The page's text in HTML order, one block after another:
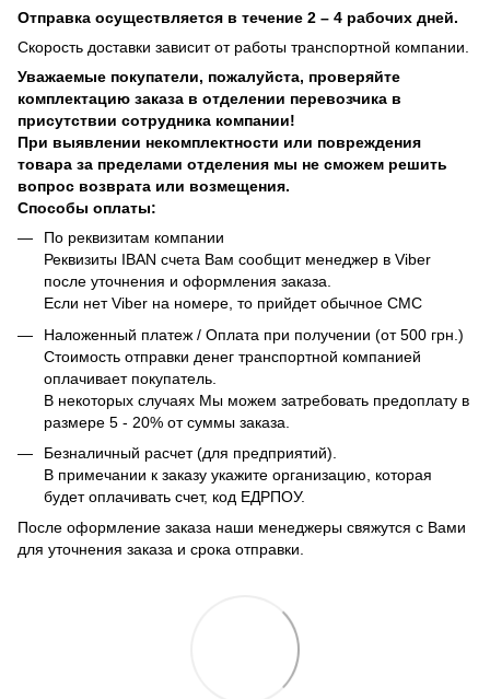
Отправка осуществляется в течение 2 – 4 рабочих дней.
Скорость доставки зависит от работы транспортной компании.
Уважаемые покупатели, пожалуйста, проверяйте
комплектацию заказа в отделении перевозчика в
присутствии сотрудника компании!
При выявлении некомплектности или повреждения
товара за пределами отделения мы не сможем решить
вопрос возврата или возмещения.
Способы оплаты:
По реквизитам компании
Реквизиты IBAN счета Вам сообщит менеджер в Viber
после уточнения и оформления заказа.
Если нет Viber на номере, то прийдет обычное СМС
Наложенный платеж / Оплата при получении (от 500 грн.)
Стоимость отправки денег транспортной компанией
оплачивает покупатель.
В некоторых случаях Мы можем затребовать предоплату в
размере 5 - 20% от суммы заказа.
Безналичный расчет (для предприятий).
В примечании к заказу укажите организацию, которая
будет оплачивать счет, код ЕДРПОУ.
После оформление заказа наши менеджеры свяжутся с Вами
для уточнения заказа и срока отправки.